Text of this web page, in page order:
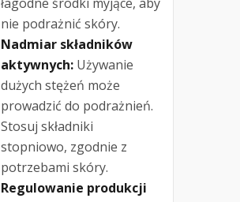
nie podrażnić skóry.
Nadmiar składników
aktywnych: Używanie
dużych stężeń może
prowadzić do podrażnień.
Stosuj składniki
stopniowo, zgodnie z
potrzebami skóry.
Regulowanie produkcji